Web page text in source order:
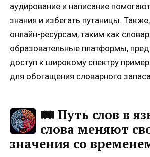
аудирование и написание
знания и избегать путаницы.
онлайн-ресурсам, таким как
образовательные платформы,
доступ к широкому спектру
для обогащения словарного
🛤 Путь слов в
слова меняют
значения со